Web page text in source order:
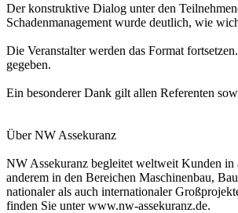
Der konstruktive Dialog unter den
Schadenmanagement wurde deutlich, wie
Die Veranstalter werden das Format
gegeben.
Ein besonderer Dank gilt allen Referenten
Über NW Assekuranz
NW Assekuranz begleitet weltweit Kunden in
anderem in den Bereichen Maschinenbau,
nationaler als auch internationaler
finden Sie unter www.nw-assekuranz.de.